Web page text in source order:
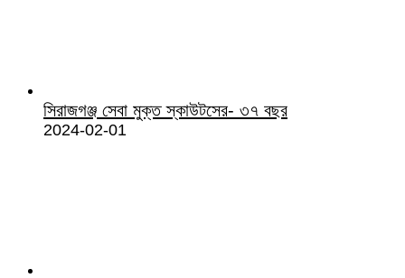
সিরাজগঞ্জ সেবা মুক্ত স্কাউটসের- ৩৭ বছর
2024-02-01